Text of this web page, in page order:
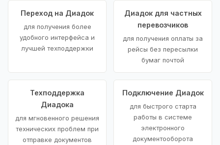
Переход на Диадок
для получения более
удобного интерфейса и
лучшей техподдержки
Диадок для частных
перевозчиков
для получения оплаты за
рейсы без пересылки
бумаг почтой
Техподдержка
Диадока
для мгновенного решения
технических проблем при
отправке документов
Подключение Диадок
для быстрого старта
работы в системе
электронного
документооборота